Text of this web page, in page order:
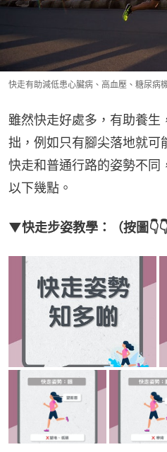
快走有助減低患心臟病、高血壓、糖尿病
雖然快走好處多，有助養生
拙，例如只有腳尖落地就可
快走和普通行路的姿勢不同
以下幾點。
▼快走步姿教學：（按圖